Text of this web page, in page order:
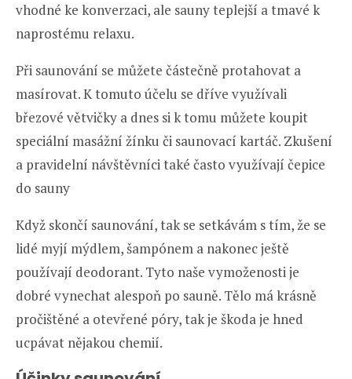
vhodné ke konverzaci, ale sauny teplejší a tmavé k
naprostému relaxu.
Při saunování se můžete částečně protahovat a
masírovat. K tomuto účelu se dříve využívali
březové větvičky a dnes si k tomu můžete koupit
speciální masážní žínku či saunovací kartáč. Zkušení
a pravidelní návštěvníci také často využívají čepice
do sauny
Když skončí saunování, tak se setkávám s tím, že se
lidé myjí mýdlem, šampónem a nakonec ještě
používají deodorant. Tyto naše vymoženosti je
dobré vynechat alespoň po sauně. Tělo má krásně
pročištěné a otevřené póry, tak je škoda je hned
ucpávat nějakou chemií.